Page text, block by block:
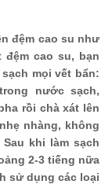
đệm cao su như
cao su, bạn
mọi vết bẩn:
nước sạch,
rồi chà xát lên
nhàng, không
khi làm sạch
2-3 tiếng nữa
sử dụng các loại